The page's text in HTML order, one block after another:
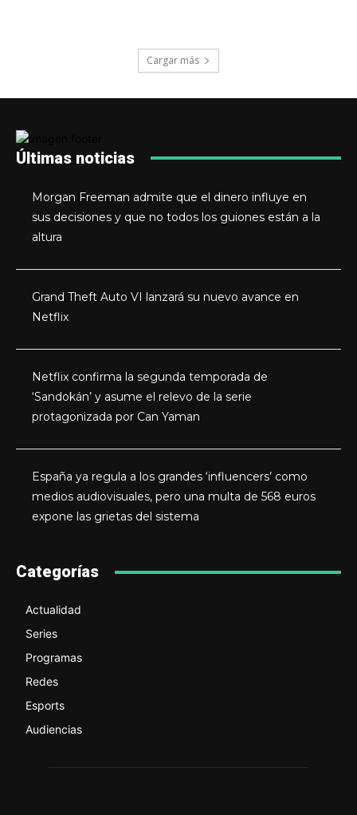
Cargar más
Últimas noticias
Morgan Freeman admite que el dinero influye en
sus decisiones y que no todos los guiones están a la
altura
Grand Theft Auto VI lanzará su nuevo avance en
Netflix
Netflix confirma la segunda temporada de
‘Sandokán’ y asume el relevo de la serie
protagonizada por Can Yaman
España ya regula a los grandes ‘influencers’ como
medios audiovisuales, pero una multa de 568 euros
expone las grietas del sistema
Categorías
Actualidad
Series
Programas
Redes
Esports
Audiencias